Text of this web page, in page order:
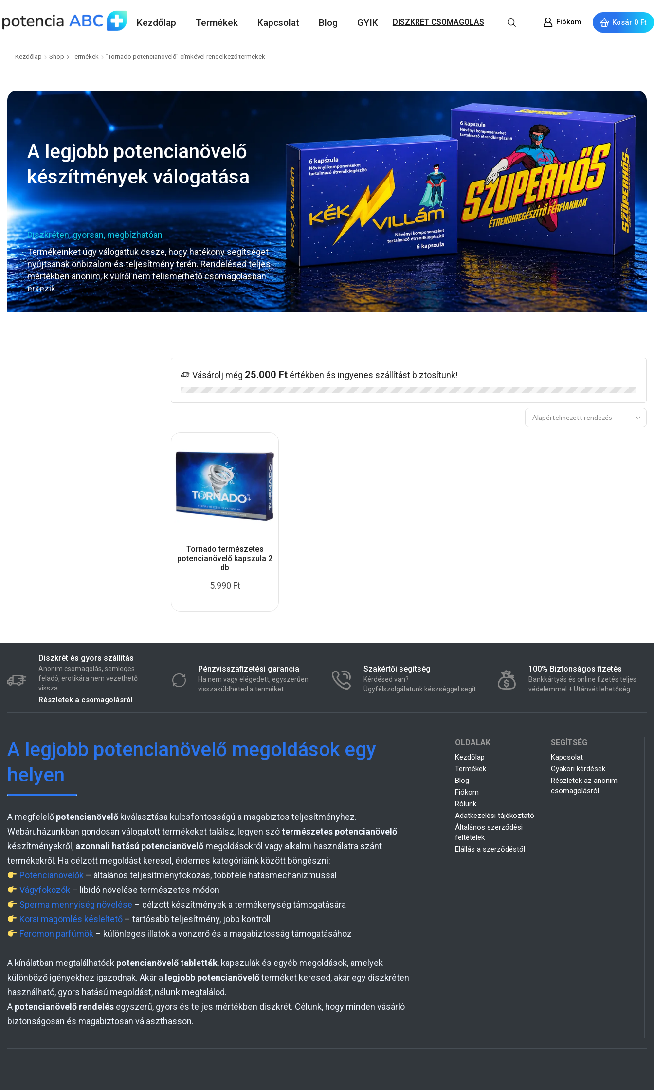
Kezdőlap Termékek Kapcsolat Blog GYIK DISZKRÉT CSOMAGOLÁS Fiókom Kosár 0 Ft
Kezdőlap Shop Termékek “Tornado potencianövelő” címkével rendelkező termékek
A legjobb potencianövelő
készítmények válogatása
Diszkréten, gyorsan, megbízhatóan
Termékeinket úgy válogattuk össze, hogy hatékony segítséget
nyújtsanak önbizalom és teljesítmény terén. Rendelésed teljes
mértékben anonim, kívülről nem felismerhető csomagolásban
érkezik.
Vásárolj még 25.000 Ft értékben és ingyenes szállítást biztosítunk!
Tornado természetes
potencianövelő kapszula 2
db
5.990 Ft
Diszkrét és gyors szállítás
Anonim csomagolás, semleges
feladó, erotikára nem vezethető
vissza
Részletek a csomagolásról
Pénzvisszafizetési garancia
Ha nem vagy elégedett, egyszerűen
visszaküldheted a terméket
Szakértői segítség
Kérdésed van?
Ügyfélszolgálatunk készséggel segít
100% Biztonságos fizetés
Bankkártyás és online fizetés teljes
védelemmel + Utánvét lehetőség
A legjobb potencianövelő megoldások egy
helyen
A megfelelő potencianövelő kiválasztása kulcsfontosságú a magabiztos teljesítményhez.
Webáruházunkban gondosan válogatott termékeket találsz, legyen szótermészetes potencianövelő
készítményekről, azonnali hatású potencianövelő megoldásokról vagy alkalmi használatra szánt
termékekről. Ha célzott megoldást keresel, érdemes kategóriáink között böngészni:
Potencianövelők – általános teljesítményfokozás, többféle hatásmechanizmussal
Vágyfokozók – libidó növelése természetes módon
Sperma mennyiség növelése – célzott készítmények a termékenység támogatására
Korai magömlés késleltető– tartósabb teljesítmény, jobb kontroll
Feromon parfümök – különleges illatok a vonzerő és a magabiztosság támogatásához
A kínálatban megtalálhatóak potencianövelő tabletták, kapszulák és egyéb megoldások, amelyek
különböző igényekhez igazodnak. Akár a legjobb potencianövelőterméket keresed, akár egy diszkréten
használható, gyors hatású megoldást, nálunk megtalálod.
A potencianövelő rendelés egyszerű, gyors és teljes mértékben diszkrét. Célunk, hogy minden vásárló
biztonságosan és magabiztosan választhasson.
OLDALAK
Kezdőlap
Termékek
Blog
Fiókom
Rólunk
Adatkezelési tájékoztató
Általános szerződési
feltételek
Elállás a szerződéstől
SEGÍTSÉG
Kapcsolat
Gyakori kérdések
Részletek az anonim
csomagolásról